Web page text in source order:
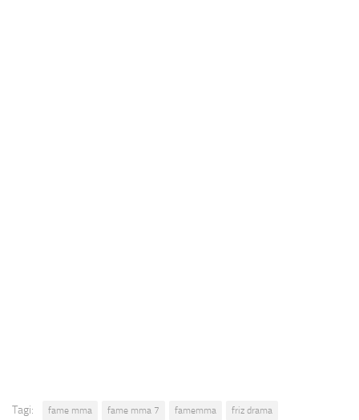
Tagi: fame mma fame mma 7 famemma
friz drama